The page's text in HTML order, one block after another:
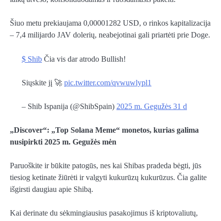
Šiuo metu prekiaujama 0,00001282 USD, o rinkos kapitalizacija
– 7,4 milijardo JAV dolerių, neabejotinai gali priartėti prie Doge.
$ Shib Čia vis dar atrodo Bullish!
Siųskite jį 🚀 pic.twitter.com/qvwuwlypl1
– Shib Ispanija (@ShibSpain) 2025 m. Gegužės 31 d
„Discover“: „Top Solana Meme“ monetos, kurias galima
nusipirkti 2025 m. Gegužės mėn
Paruoškite ir būkite patogūs, nes kai Shibas pradeda bėgti, jūs
tiesiog ketinate žiūrėti ir valgyti kukurūzų kukurūzus. Čia galite
išgirsti daugiau apie Shibą.
Kai derinate du sėkmingiausius pasakojimus iš kriptovaliutų,